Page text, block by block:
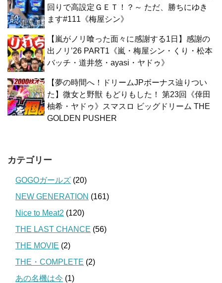
回りで高設定ＧＥＴ！？～ ただ、勝ちにゆき
ます#111《梅屋シン》
【嵐がノリ喰った面々に感謝する1日】感謝の
出ノリ’26 PART1《嵐・梅屋シン・くり・松本
バッチ・道井悠・ayasi・ヤドゥ》
【夢の時間へ！ドリームJPボーナス辿りつい
た】微女と野獣 もどりもした！ 第23回《倖田
柚希・ヤドゥ》スマスロ ビッグドリーム THE
GOLDEN PUSHER
カテゴリー
GOGOガールズ (20)
NEW GENERATION (161)
Nice to Meat2 (120)
THE LAST CHANCE (56)
THE MOVIE (2)
THE・COMPLETE (2)
あの名機は今 (1)